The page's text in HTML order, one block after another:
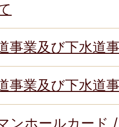
事業及び下水道
事業及び下水道
ンホールカード